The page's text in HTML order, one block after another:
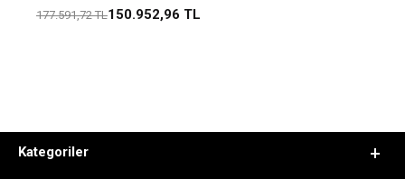
177.591,72 TL150.952,96 TL
Kategoriler